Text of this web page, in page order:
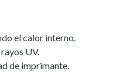
el calor interno.
UV.
de imprimante.